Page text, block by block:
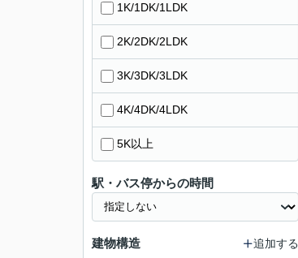
1K/1DK/1LDK
2K/2DK/2LDK
3K/3DK/3LDK
4K/4DK/4LDK
5K以上
駅・バス停からの時間
建物構造 追加する